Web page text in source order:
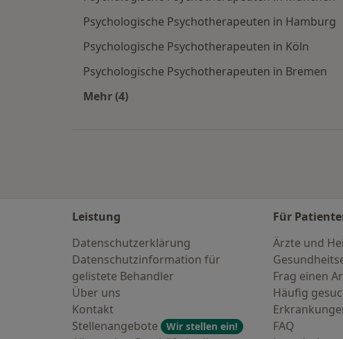
Psychologische Psychotherapeuten in Hamburg
Psychologische Psychotherapeuten in Köln
Psychologische Psychotherapeuten in Bremen
Mehr (4)
Leistung
Datenschutzerklärung
Datenschutzinformation für
gelistete Behandler
Über uns
Kontakt
Stellenangebote
Wir stellen ein!
Für
Ärzte und
Frag einen
Häufig
FAQ